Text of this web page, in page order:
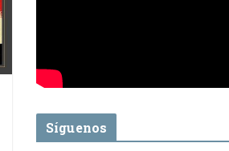
Síguenos